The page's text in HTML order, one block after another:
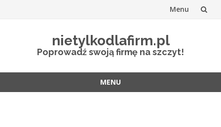
Menu
nietylkodlafirm.pl
Poprowadź swoją firmę na szczyt!
MENU